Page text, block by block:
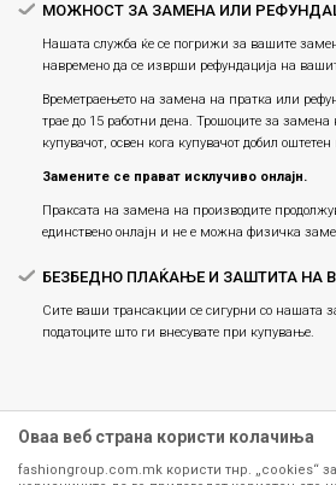
МОЖНОСТ ЗА ЗАМЕНА ИЛИ
Нашата служба ќе се погрижи за вашите
навремено да се изврши рефундација на
Времетраењето на замена на пратка или
трае до 15 работни дена. Трошоците за
купувачот, освен кога купувачот добил
Замените се прават исклучиво онлајн.
Праксата на замена на производите
единствено онлајн и не е можна физичка
БЕЗБЕДНО ПЛАЌАЊЕ И ЗАШТИТА НА
Сите ваши трансакции се сигурни со нашата
податоците што ги внесувате при купување.
Оваа веб страна користи колачиња
fashiongroup.com.mk користи тнр. „cookies“